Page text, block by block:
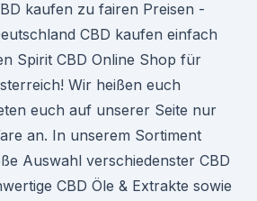
kaufen zu fairen Preisen -
CBD kaufen einfach
Spirit CBD Online Shop für
Wir heißen euch
euch auf unserer Seite nur
an. In unserem Sortiment
Auswahl verschiedenster CBD
CBD Öle & Extrakte sowie